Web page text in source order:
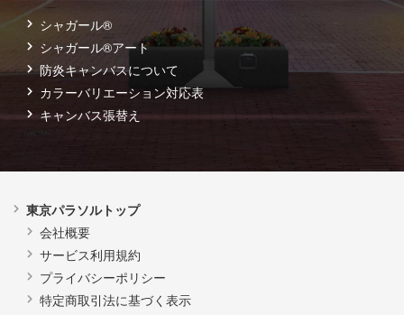
シャガール®
シャガール®アート
防炎キャンバスについて
カラーバリエーション対応表
キャンバス張替え
東京パラソルトップ
会社概要
サービス利用規約
プライバシーポリシー
特定商取引法に基づく表示